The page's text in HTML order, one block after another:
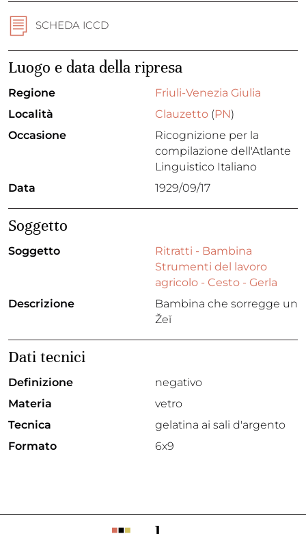
SCHEDA ICCD
Luogo e data della ripresa
Regione
Friuli-Venezia Giulia
Località
Clauzetto (PN)
Occasione
Ricognizione per la
compilazione dell'Atlante
Linguistico Italiano
Data
1929/09/17
Soggetto
Soggetto
Ritratti - Bambina
Strumenti del lavoro
agricolo - Cesto - Gerla
Descrizione
Bambina che sorregge un
Žeĭ
Dati tecnici
Definizione
negativo
Materia
vetro
Tecnica
gelatina ai sali d'argento
Formato
6x9